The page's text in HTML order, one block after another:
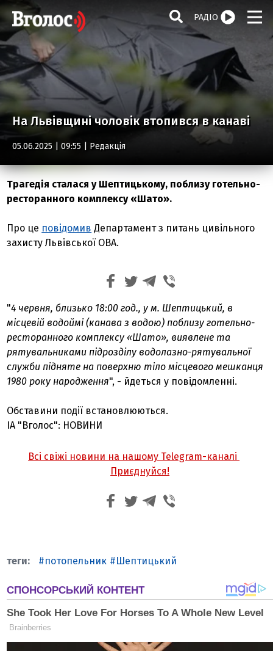
РАДІО
На Львівщині чоловік втопився в канаві
05.06.2025 | 09:55 | Редакція
Трагедія сталася у Шептицькому, поблизу готельно-
ресторанного комплексу «Шато».
Про це повідомив Департамент з питань цивільного
захисту Львівської ОВА.
"4 червня, близько 18:00 год., у м. Шептицький, в
місцевій водоймі (канава з водою) поблизу готельно-
ресторанного комплексу «Шато», виявлене та
рятувальниками підрозділу водолазно-рятувальної
служби підняте на поверхню тіло місцевого мешканця
1980 року народження", - йдеться у повідомленні.
Обставини події встановлюються.
ІА "Вголос": НОВИНИ
Всі свіжі новини на нашому Telegram-каналі
Приєднуйся!
потопельник Шептицький